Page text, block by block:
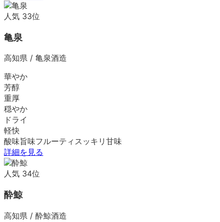
人気 33位
亀泉
高知県 / 亀泉酒造
華やか
芳醇
重厚
穏やか
ドライ
軽快
酸味旨味フルーティ スッキリ 甘味
詳細を見る
人気 34位
酔鯨
高知県 / 酔鯨酒造